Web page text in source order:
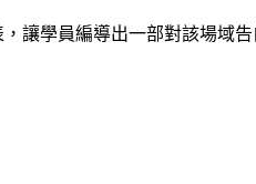
讓學員編導出一部對該場域告